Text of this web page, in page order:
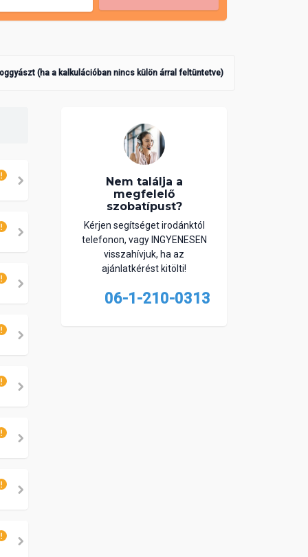
(ha a kalkulációban nincs külön árral feltüntetve)
Nem találja a
megfelelő
szobatípust?
Kérjen segítséget irodánktól
telefonon, vagy INGYENESEN
visszahívjuk, ha az
ajánlatkérést kitölti!
06-1-210-0313